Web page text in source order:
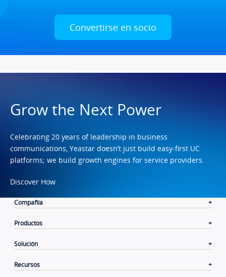
Convertirse en socio
Grow the Next Power
Celebrating 20 years of leadership in business
communications, Yeastar doesn’t just build easy-first UC
platforms; we build growth engines for service providers.
Discover How
Compañía
Productos
Solución
Recursos